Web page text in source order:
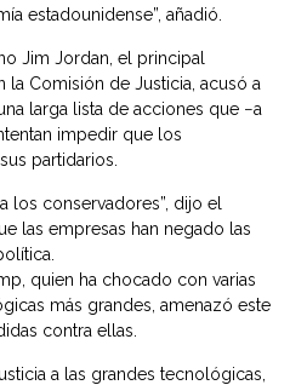
estadounidense”, añadió.
Jim Jordan, el principal
Comisión de Justicia, acusó a
larga lista de acciones que −a
impedir que los
partidarios.
los conservadores”, dijo el
las empresas han negado las
quien ha chocado con varias
más grandes, amenazó este
contra ellas.
a las grandes tecnológicas,